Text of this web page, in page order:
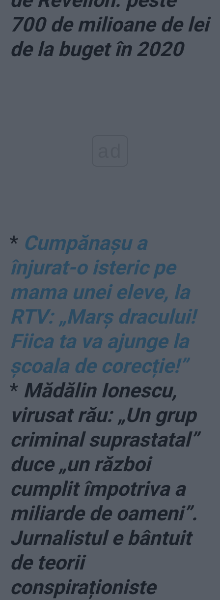
700 de milioane de lei
de la buget în 2020
* Cumpănașu a
înjurat-o isteric pe
mama unei eleve, la
RTV: „Marș dracului!
Fiica ta va ajunge la
școala de corecție!”
* Mădălin Ionescu,
virusat rău: „Un grup
criminal suprastatal”
duce „un război
cumplit împotriva a
miliarde de oameni”.
Jurnalistul e bântuit
de teorii
conspiraționiste